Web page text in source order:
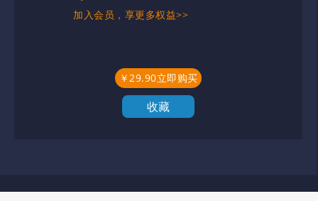
加入会员，享更多权益>>
￥29.90立即购买
收藏